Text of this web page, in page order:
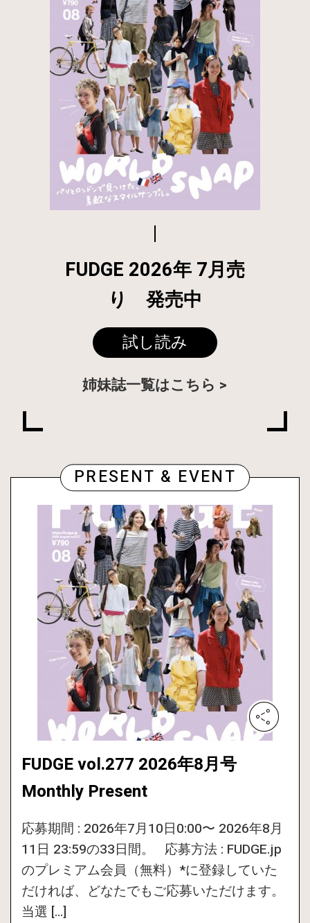
FUDGE 2026年 7月売
り 発売中
試し読み
姉妹誌一覧はこちら
PRESENT & EVENT
FUDGE vol.277 2026年8月号
Monthly Present
応募期間 : 2026年7月10日0:00〜 2026年8月
11日 23:59の33日間。 応募方法 : FUDGE.jp
のプレミアム会員（無料）*に登録していた
だければ、どなたでもご応募いただけます。
当選 […]